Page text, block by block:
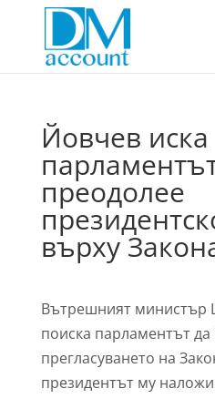
Йовчев иска
преодолее
върху
Вътрешният министър
поиска парламентът да
прегласуването на
президентът му